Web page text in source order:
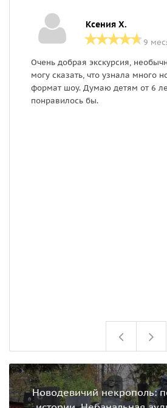
Ксения Х.
9
Очень добрая экскурсия,
могу сказать, что узнала много
формат шоу. Думаю детям от 6
понравилось бы.
Новодевичий некрополь: